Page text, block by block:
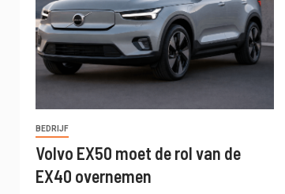
BEDRIJF
Volvo EX50 moet de rol van de
EX40 overnemen